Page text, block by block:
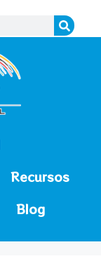
Recursos
Blog